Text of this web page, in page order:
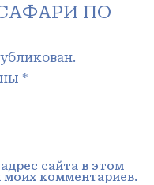
ПО
*
сайта в этом
моих комментариев.